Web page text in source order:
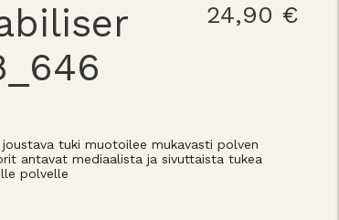
24,90 €
tuki muotoilee mukavasti polven
antavat mediaalista ja sivuttaista tukea
polvelle